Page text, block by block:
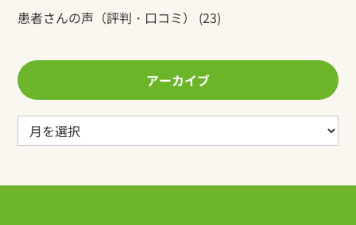
患者さんの声（評判・口コミ） (23)
アーカイブ
ー